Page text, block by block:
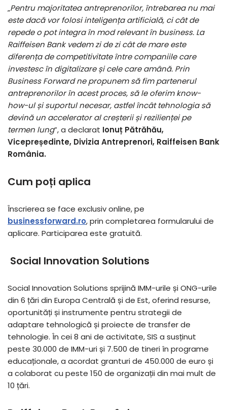
„Pentru majoritatea antreprenorilor, întrebarea nu mai
este dacă vor folosi inteligența artificială, ci cât de
repede o pot integra în mod relevant în business. La
Raiffeisen Bank vedem zi de zi cât de mare este
diferența de competitivitate între companiile care
investesc în digitalizare și cele care amână. Prin
Business Forward ne propunem să fim partenerul
antreprenorilor în acest proces, să le oferim know-
how-ul și suportul necesar, astfel încât tehnologia să
devină un accelerator al creșterii și rezilienței pe
termen lung”, a declarat Ionuț Pătrăhău,
Vicepreședinte, Divizia Antreprenori, Raiffeisen Bank
România.
Cum poți aplica
Înscrierea se face exclusiv online, pe
businessforward.ro, prin completarea formularului de
aplicare. Participarea este gratuită.
Social Innovation Solutions
Social Innovation Solutions sprijină IMM-urile și ONG-urile
din 6 țări din Europa Centrală și de Est, oferind resurse,
oportunități și instrumente pentru strategii de
adaptare tehnologică și proiecte de transfer de
tehnologie. În cei 8 ani de activitate, SIS a susținut
peste 30.000 de IMM-uri și 7.500 de tineri în programe
educaționale, a acordat granturi de 450.000 de euro și
a colaborat cu peste 150 de organizații din mai mult de
10 țări.